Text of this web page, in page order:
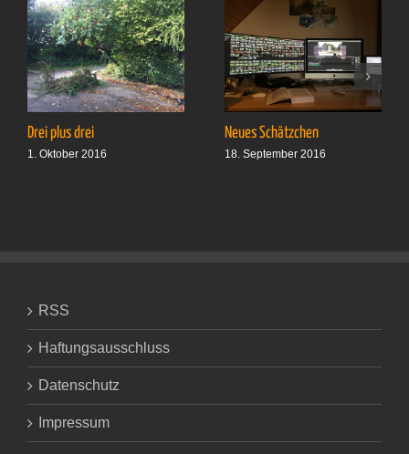
Drei plus drei
1. Oktober 2016
Neues Schätzchen
18. September 2016
RSS
Haftungsausschluss
Datenschutz
Impressum